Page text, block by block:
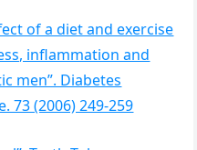
of a diet and exercise
inflammation and
men”. Diabetes
73 (2006) 249-259